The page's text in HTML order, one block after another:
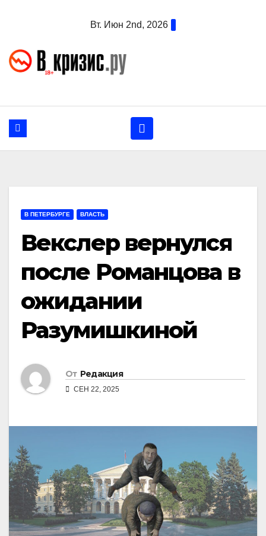
Вт. Июн 2nd, 2026
В ПЕТЕРБУРГЕ ВЛАСТЬ
Векслер вернулся
после Романцова в
ожидании
Разумишкиной
От Редакция
СЕН 22, 2025